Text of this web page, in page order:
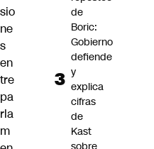
sio
ne
s
en
tre
pa
rla
m
de
Boric:
Gobierno
defiende
y
explica
cifras
de
Kast
sobre